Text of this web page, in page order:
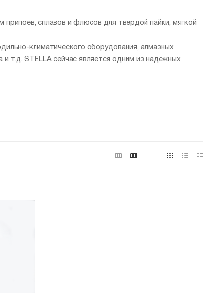
припоев, сплавов и флюсов для твердой пайки, мягкой
климатического оборудования, алмазных
т.д. STELLA сейчас является одним из надежных